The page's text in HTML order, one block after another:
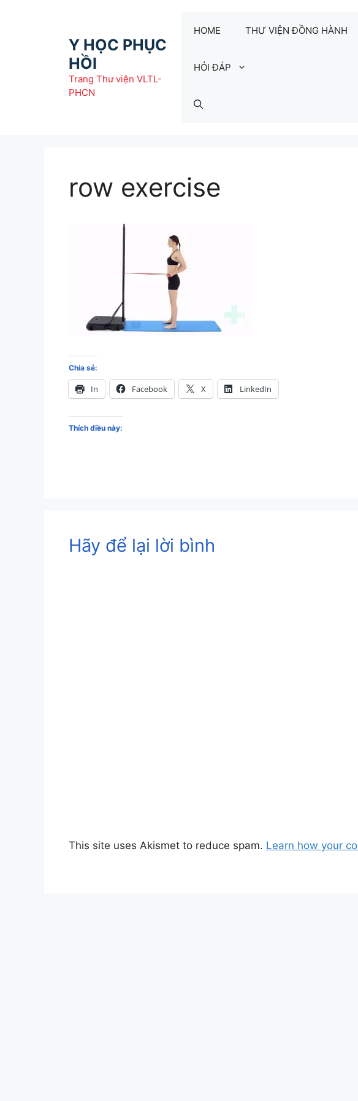
Y HỌC PHỤC
HỒI
Trang Thư viện VLTL-
PHCN
HOME THƯ VIỆN ĐỒNG HÀNH
HỎI ĐÁP
row exercise
Chia sẻ:
In Facebook X LinkedIn
Thích điều này:
Hãy để lại lời bình
This site uses Akismet to reduce spam. Learn how your